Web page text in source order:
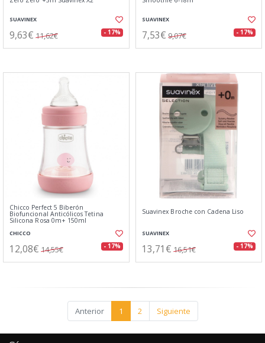
SUAVINEX
9,63€ 11,62€ - 17%
SUAVINEX
7,53€ 9,07€ - 17%
Chicco Perfect 5 Biberón
Biofuncional Anticólicos Tetina
Silicona Rosa 0m+ 150ml
CHICCO
12,08€ 14,55€ - 17%
Suavinex Broche con Cadena Liso
SUAVINEX
13,71€ 16,51€ - 17%
Anterior 1 2 Siguiente